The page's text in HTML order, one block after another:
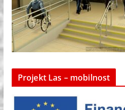
Projekt Las – mobilnost